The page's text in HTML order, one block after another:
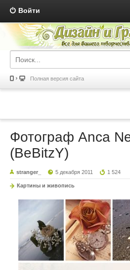
Войти
Полная версия сайта
Фотограф Anca
(BeBitzY)
stranger_ 5 декабря 2011 1 524
Картины и живопись